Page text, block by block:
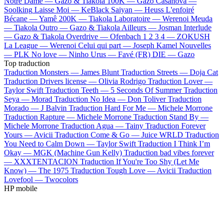
Soolking Laisse Moi — KeBlack Saiyan — Heuss L'enfoiré
Bécane —Yamê 200K — Tiakola Laboratoire — Werenoi Meuda
— Tiakola Outro — Gazo & Tiakola Ailleurs — Josman Interlude
— Gazo & Tiakola Overdrive — Ofenbach 1 2 3 4 — ZOKUSH
La League — Werenoi Celui qui part — Joseph Kamel Nouvelles
— PLK No love — Ninho Urus — Favé (FR) DIE — Gazo
Top traduction
Traduction Monsters — James Blunt Traduction Streets — Doja Cat
Traduction Drivers license — Olivia Rodrigo Traduction Lover —
Taylor Swift Traduction Teeth — 5 Seconds Of Summer Traduction
Seya — Morad Traduction No Idea — Don Toliver Traduction
Morado — J Balvin Traduction Hard For Me — Michele Morrone
Traduction Rapture — Michele Morrone Traduction Stand By —
Michele Morrone Traduction Agua — Tainy Traduction Forever
Yours — Avicii Traduction Come & Go — Juice WRLD Traduction
You Need to Calm Down — Taylor Swift Traduction I Think I’m
Okay — MGK (Machine Gun Kelly) Traduction bad vibes forever
— XXXTENTACION Traduction If You're Too Shy (Let Me
Know) — The 1975 Traduction Tough Love — Avicii Traduction
Lovefool — Twocolors
HP mobile